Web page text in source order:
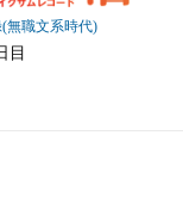
無職文系時代)
目